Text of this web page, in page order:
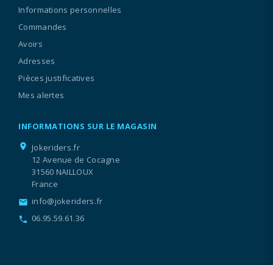
Informations personnelles
Commandes
Avoirs
Adresses
Pièces justificatives
Mes alertes
INFORMATIONS SUR LE MAGASIN
location_on
Jokeriders.fr
12 Avenue de Cocagne
31560 NAILLOUX
France
email info@jokeriders.fr
call 06.95.59.61.36